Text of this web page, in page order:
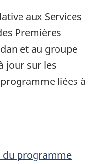
aux Services
Premières
et au groupe
jour sur les
liées à
du programme